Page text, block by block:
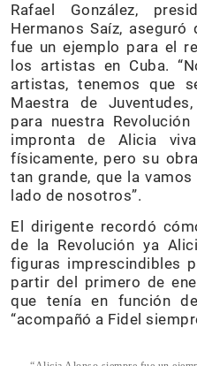
Rafael González,
Hermanos Saíz,
fue un ejemplo para el
los artistas en Cuba.
artistas, tenemos que
Maestra de
para nuestra
impronta de Alicia
físicamente, pero su
tan grande, que la
lado de nosotros”.
El dirigente recordó
de la Revolución ya
figuras imprescindibles
partir del primero de
que tenía en función
“acompañó a Fidel